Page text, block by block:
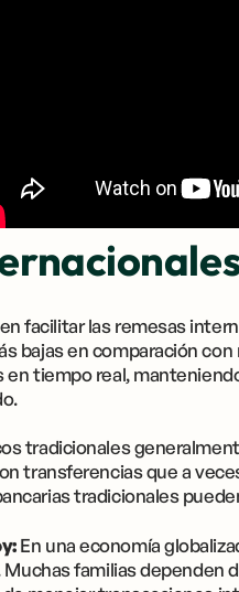
facilitar las remesas
bajas en comparación
tiempo real,
tradicionales
transferencias que a
tradicionales
En una economía
familias dependen